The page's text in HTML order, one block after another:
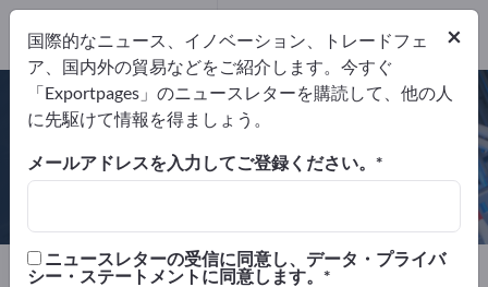
製造元 ドイツ
Website
DIN EN ISO 9001:2015
×
国際的なニュース、イノベーション、トレードフェ
ア、国内外の貿易などをご紹介します。今すぐ
「Exportpages」のニュースレターを購読して、他の人
に先駆けて情報を得ましょう。
メールアドレスを入力してご登録ください。
ニュースレターの受信に同意し、データ・プライバ
シー・ステートメントに同意します。